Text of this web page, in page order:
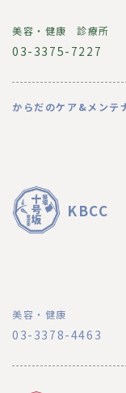
美容・健康 診療所
03-3375-7227
からだのケア&メンテ
KBCC
美容・健康
03-3378-4463